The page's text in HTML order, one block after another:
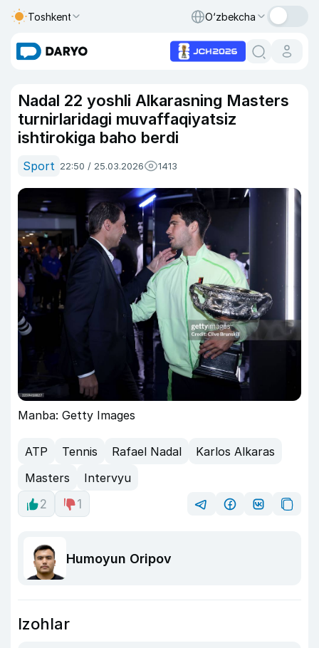
Toshkent O‘zbekcha
Nadal 22 yoshli Alkarasning Masters
turnirlaridagi muvaffaqiyatsiz
ishtirokiga baho berdi
Sport 22:50 / 25.03.2026 1413
Manba: Getty Images
ATP Tennis Rafael Nadal
Karlos Alkaras
Masters
Intervyu
2
1
Humoyun Oripov
Izohlar